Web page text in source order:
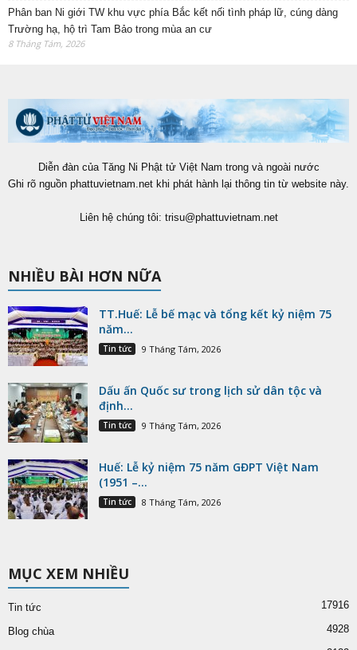
Phân ban Ni giới TW khu vực phía Bắc kết nối tình pháp lữ, cúng dàng
Trường hạ, hộ trì Tam Bảo trong mùa an cư
8 Tháng Tám, 2026
Diễn đàn của Tăng Ni Phật tử Việt Nam trong và ngoài nước
Ghi rõ nguồn phattuvietnam.net khi phát hành lại thông tin từ website này.
Liên hệ chúng tôi: trisu@phattuvietnam.net
NHIỀU BÀI HƠN NỮA
TT.Huế: Lễ bế mạc và tổng kết kỷ niệm 75
năm...
Tin tức 9 Tháng Tám, 2026
Dấu ấn Quốc sư trong lịch sử dân tộc và
định...
Tin tức 9 Tháng Tám, 2026
Huế: Lễ kỷ niệm 75 năm GĐPT Việt Nam
(1951 –...
Tin tức 8 Tháng Tám, 2026
MỤC XEM NHIỀU
Tin tức 17916
Blog chùa 4928